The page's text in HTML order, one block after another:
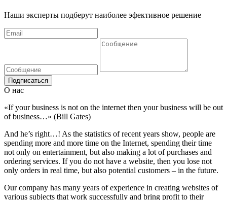
Наши эксперты подберут наиболее эфективное решение
Подписаться
О нас
«If your business is not on the internet then your business will be out
of business…» (Bill Gates)
And he’s right…! As the statistics of recent years show, people are
spending more and more time on the Internet, spending their time
not only on entertainment, but also making a lot of purchases and
ordering services. If you do not have a website, then you lose not
only orders in real time, but also potential customers – in the future.
Our company has many years of experience in creating websites of
various subjects that work successfully and bring profit to their